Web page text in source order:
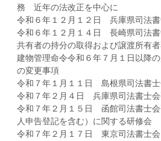
務 近年の法改正を中心に
令和６年１２月１２日 兵庫県司法書
令和６年１２月１４日 長崎県司法
共有者の持分の取得および譲渡所有
建物管理命令令和６年７月１日以降
の変更事項
令和７年１月１１日 島根県司法書
令和７年２月４日 兵庫県司法書士会
令和７年２月１５日 函館司法書士
人申告登記を含む）に関する研修会
令和７年２月１７日 東京司法書士